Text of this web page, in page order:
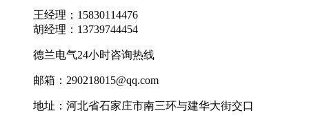
王经理：15830114476
胡经理：13739744454
德兰电气24小时咨询热线
邮箱：290218015@qq.com
地址：河北省石家庄市南三环与建华大街交口